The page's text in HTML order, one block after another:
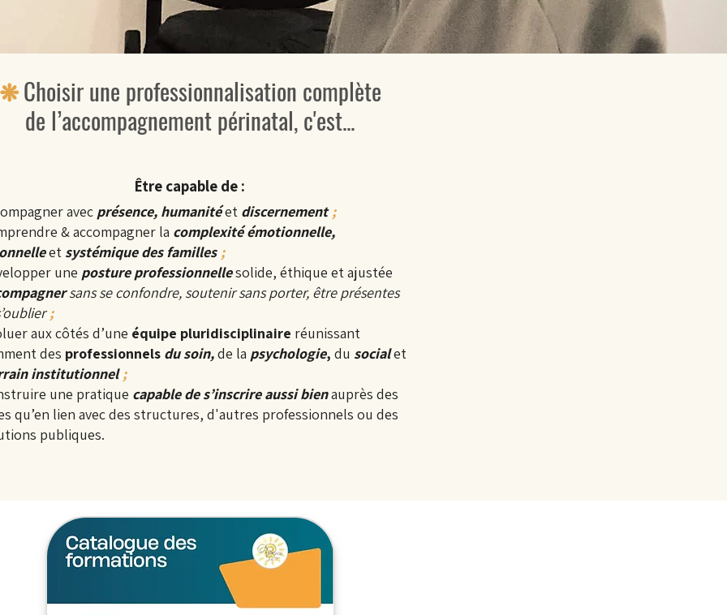
❋Choisir une professionnalisation complète
de l’accompagnement périnatal, c'est...
Être capable de :
avec présence, humanitéet discernement.;
& accompagner la complexité émotionnelle,
et systémique des familles. ;
une posture professionnellesolide, éthique et ajustée
sans se confondre, soutenir sans porter, être présentes
.;
aux côtés d’une équipe pluridisciplinaire réunissant
des professionnels du soin,de la psychologie, du socialet
institutionnel.;
une pratique capable de s’inscrire aussi bienauprès des
qu’en lien avec des structures, d'autres professionnels ou des
publiques​.